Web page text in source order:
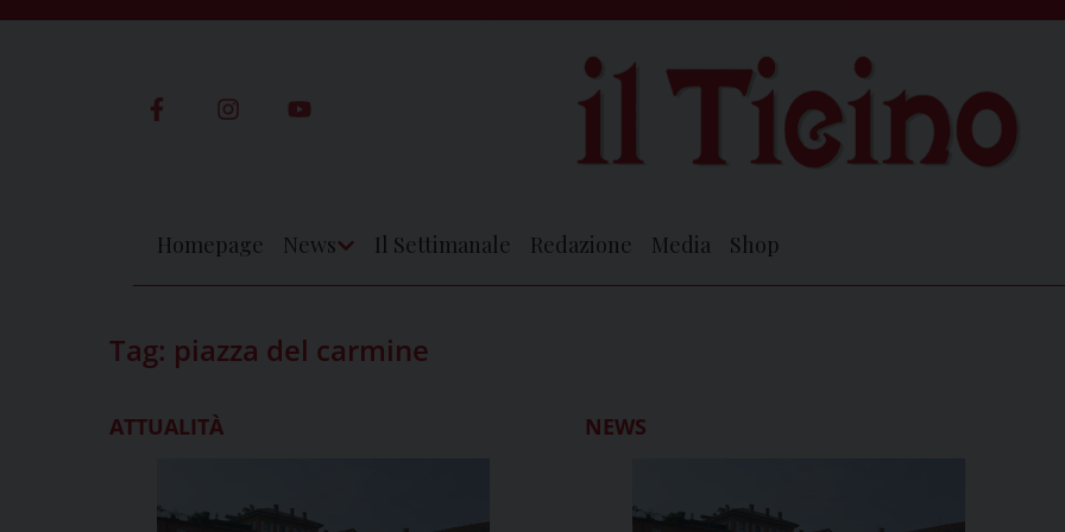
Homepage News Il Settimanale Redazione Media Shop
Tag: piazza del carmine
ATTUALITÀ NEWS